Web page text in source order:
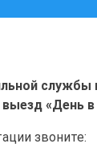
службы
«День в
звоните: